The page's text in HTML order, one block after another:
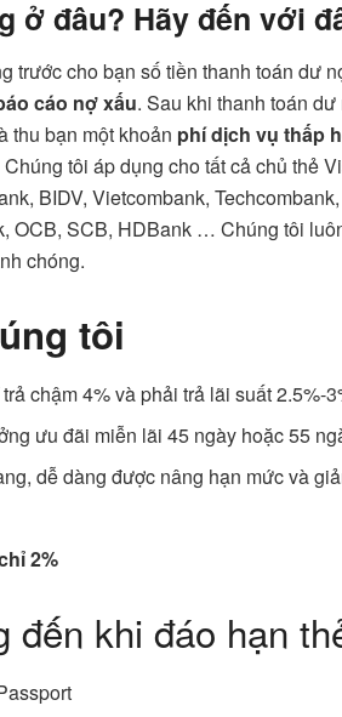
ở đâu? Hãy đến với
trước cho bạn số tiền thanh toán dư
cáo nợ xấu. Sau khi thanh toán
thu bạn một khoản phí dịch vụ thấp
Chúng tôi áp dụng cho tất cả chủ thẻ
BIDV, Vietcombank,
OCB, SCB, HDBank … Chúng tôi
chóng.
tôi
chậm 4% và phải trả lãi suất 2.5%-
ưu đãi miễn lãi 45 ngày hoặc 55
dễ dàng được nâng hạn mức và
2%
đến khi đáo hạn